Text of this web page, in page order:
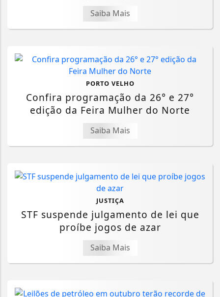
Saiba Mais
PORTO VELHO
Confira programação da 26° e 27°
edição da Feira Mulher do Norte
Saiba Mais
JUSTIÇA
STF suspende julgamento de lei que
proíbe jogos de azar
Saiba Mais